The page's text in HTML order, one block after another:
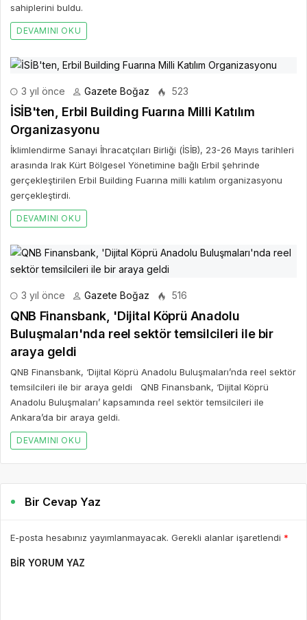
sahiplerini buldu.
DEVAMINI OKU
3 yıl önce Gazete Boğaz 523
İSİB'ten, Erbil Building Fuarına Milli Katılım
Organizasyonu
İklimlendirme Sanayi İhracatçıları Birliği (İSİB), 23-26 Mayıs tarihleri
arasında Irak Kürt Bölgesel Yönetimine bağlı Erbil şehrinde
gerçekleştirilen Erbil Building Fuarına milli katılım organizasyonu
gerçekleştirdi.
DEVAMINI OKU
3 yıl önce Gazete Boğaz 516
QNB Finansbank, 'Dijital Köprü Anadolu
Buluşmaları'nda reel sektör temsilcileri ile bir
araya geldi
QNB Finansbank, ‘Dijital Köprü Anadolu Buluşmaları’nda reel sektör
temsilcileri ile bir araya geldi QNB Finansbank, ‘Dijital Köprü
Anadolu Buluşmaları’ kapsamında reel sektör temsilcileri ile
Ankara’da bir araya geldi.
DEVAMINI OKU
Bir Cevap Yaz
E-posta hesabınız yayımlanmayacak. Gerekli alanlar işaretlendi *
BIR YORUM YAZ